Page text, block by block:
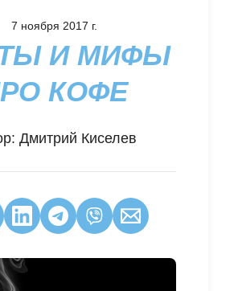
7 ноября 2017 г.
И МИФЫ
КОФЕ
Дмитрий Киселев